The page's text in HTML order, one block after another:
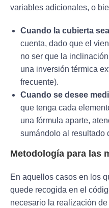
variables adicionales, o
Cuando la cubierta
cuenta, dado que el
no ser que la
una inversión térmica
frecuente).
Cuando se desee
que tenga cada
una fórmula aparte,
sumándolo al resultado
Metodología para las
En aquellos casos en los
quede recogida en el
necesario la realización